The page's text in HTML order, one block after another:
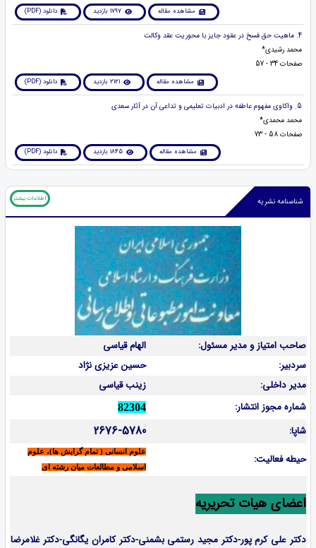
مشاهده مقاله 1797 بازدید دانلود (PDF)
4. ماهیت حق فسخ در عقود جایز با محوریت عقد وکالت
محمد رشیدی*
صفحات 34 - 57
مشاهده مقاله 2121 بازدید دانلود (PDF)
5. واکاوی مفهوم عاطفه در ادبیات تعلیمی و تداعی آن در آثار سعدی
محمد محمدی*
صفحات 58 - 73
مشاهده مقاله 1845 بازدید دانلود (PDF)
شناسنامه نشریه اطلاعات بیشتر
صاحب امتیاز و مدیر مسئول:
الهام قیاسی
سردبیر:
حسین عزیزی نژاد
مدیر داخلی:
زینب قیاسی
شماره مجوز انتشار:
82304
شاپا: 2676-5780
حیطه فعالیت:
علوم انسانی ( تمام گرایش ها)، علوم
اسلامی و مطالعات میان رشته ای
اعضای هیات تحریریه
دکتر علی کرم پور-دکتر مجید رستمی بشمنی-دکتر کامران یگانگی-دکتر غلامرضا